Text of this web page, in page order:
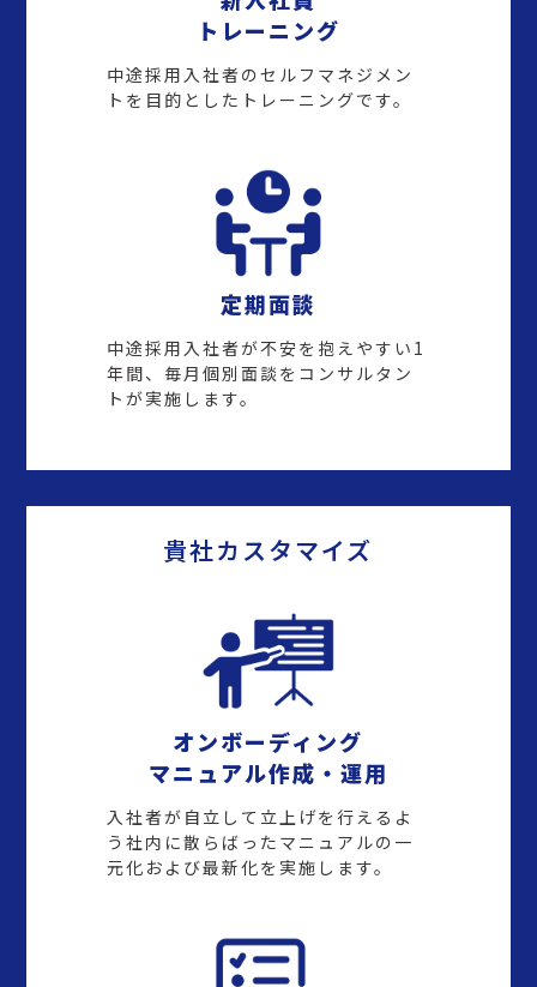
トレーニング
中途採用入社者のセルフマネジメン
トを目的としたトレーニングです。
定期面談
中途採用入社者が不安を抱えやすい1
年間、毎月個別面談をコンサルタン
トが実施します。
貴社カスタマイズ
オンボーディング
マニュアル作成・運用
入社者が自立して立上げを行えるよ
う社内に散らばったマニュアルの一
元化および最新化を実施します。